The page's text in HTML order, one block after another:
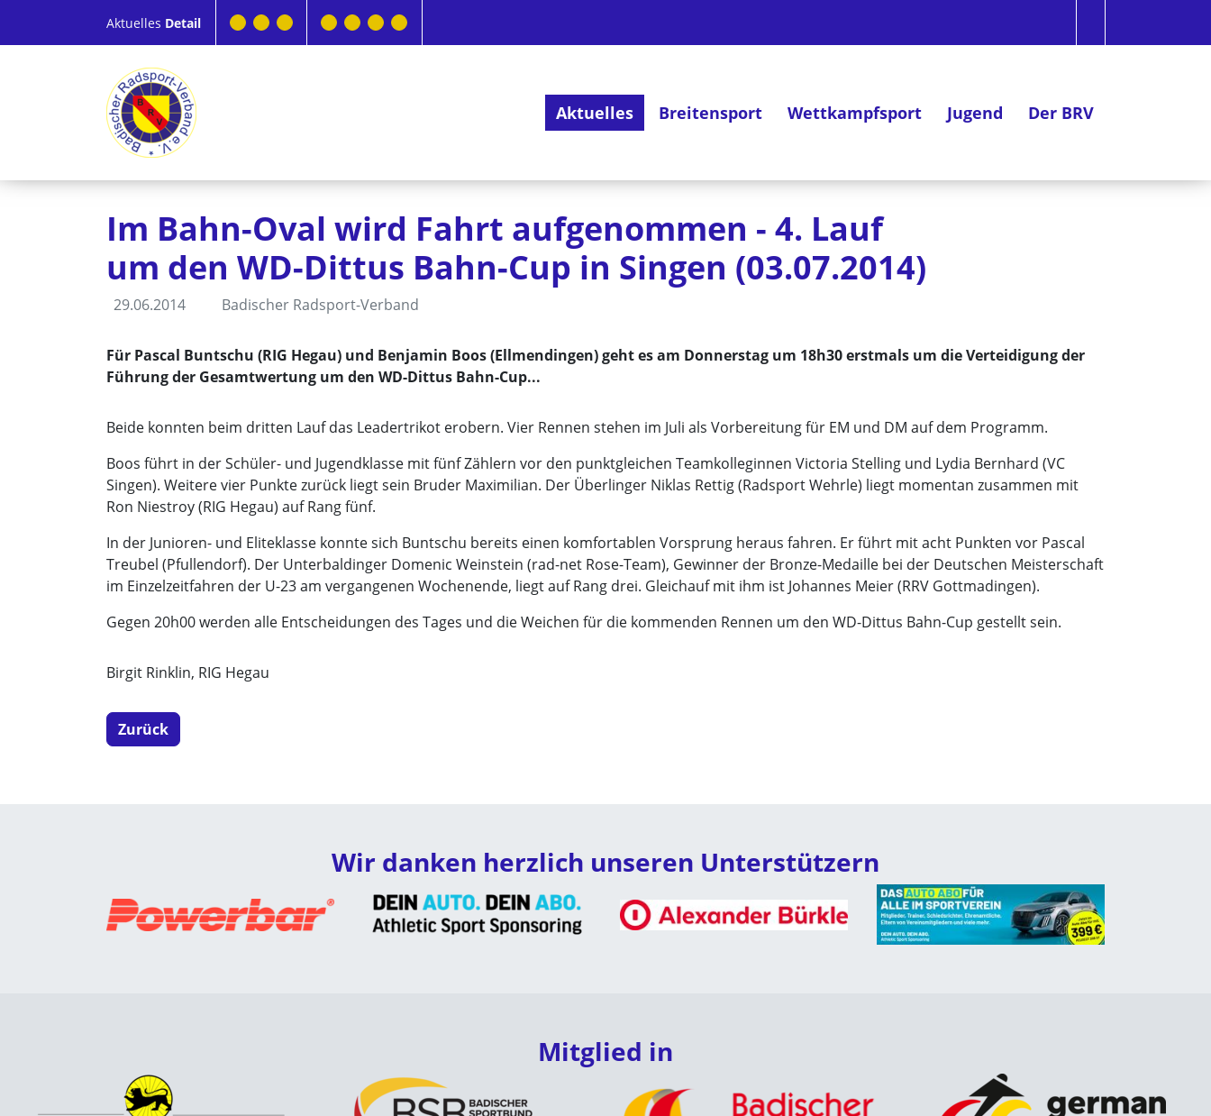
Aktuelles Detail
Aktuelles Breitensport Wettkampfsport Jugend Der BRV
Im Bahn-Oval wird Fahrt aufgenommen - 4. Lauf
um den WD-Dittus Bahn-Cup in Singen (03.07.2014)
29.06.2014 Badischer Radsport-Verband
Für Pascal Buntschu (RIG Hegau) und Benjamin Boos (Ellmendingen) geht es am Donnerstag um 18h30 erstmals um die Verteidigung der
Führung der Gesamtwertung um den WD-Dittus Bahn-Cup...
Beide konnten beim dritten Lauf das Leadertrikot erobern. Vier Rennen stehen im Juli als Vorbereitung für EM und DM auf dem Programm.
Boos führt in der Schüler- und Jugendklasse mit fünf Zählern vor den punktgleichen Teamkolleginnen Victoria Stelling und Lydia Bernhard (VC
Singen). Weitere vier Punkte zurück liegt sein Bruder Maximilian. Der Überlinger Niklas Rettig (Radsport Wehrle) liegt momentan zusammen mit
Ron Niestroy (RIG Hegau) auf Rang fünf.
In der Junioren- und Eliteklasse konnte sich Buntschu bereits einen komfortablen Vorsprung heraus fahren. Er führt mit acht Punkten vor Pascal
Treubel (Pfullendorf). Der Unterbaldinger Domenic Weinstein (rad-net Rose-Team), Gewinner der Bronze-Medaille bei der Deutschen Meisterschaft
im Einzelzeitfahren der U-23 am vergangenen Wochenende, liegt auf Rang drei. Gleichauf mit ihm ist Johannes Meier (RRV Gottmadingen).
Gegen 20h00 werden alle Entscheidungen des Tages und die Weichen für die kommenden Rennen um den WD-Dittus Bahn-Cup gestellt sein.
Birgit Rinklin, RIG Hegau
Zurück
Wir danken herzlich unseren Unterstützern
Mitglied in